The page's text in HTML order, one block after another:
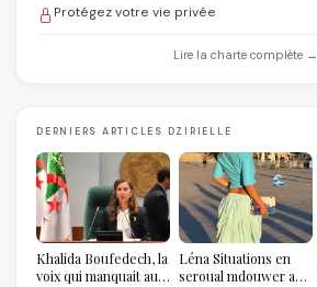
Protégez votre vie privée
Lire la charte complète →
DERNIERS ARTICLES DZIRIELLE
Khalida Boufedech, la
voix qui manquait au
Léna Situations en
seroual mdouwer au